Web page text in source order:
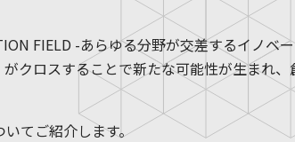
FIELD -あらゆる分野が交差するイノベ
クロスすることで新たな可能性が生まれ
てご紹介します。